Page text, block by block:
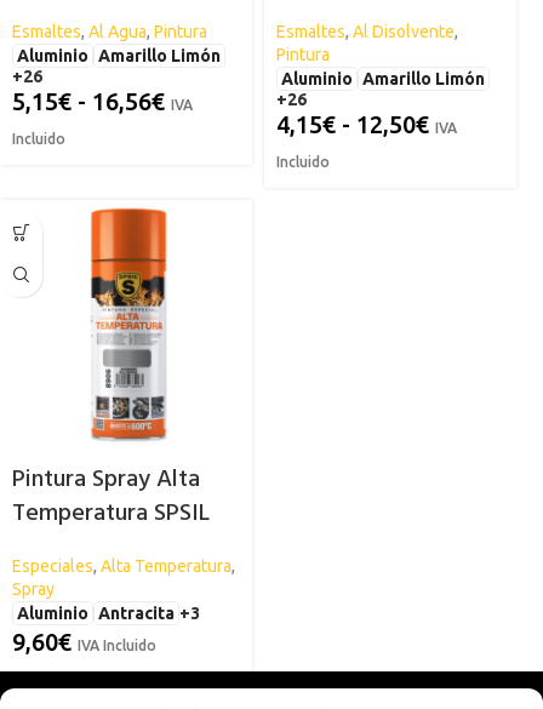
Esmaltes, Al Agua, Pintura
Aluminio Amarillo Limón
+26
5,15€ - 16,56€ IVA
Incluido
Esmaltes, Al Disolvente,
Pintura
Aluminio Amarillo Limón
+26
4,15€ - 12,50€ IVA
Incluido
Pintura Spray Alta
Temperatura SPSIL
Especiales, Alta Temperatura,
Spray
Aluminio Antracita +3
9,60€ IVA Incluido